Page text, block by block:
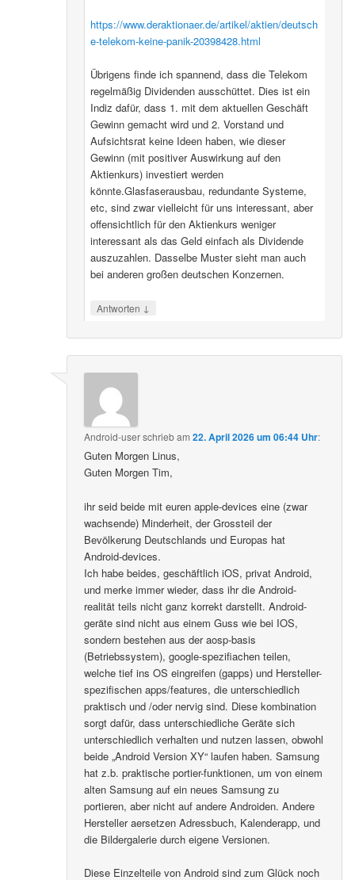
https://www.deraktionaer.de/artikel/aktien/deutsch
e-telekom-keine-panik-20398428.html
Übrigens finde ich spannend, dass die Telekom
regelmäßig Dividenden ausschüttet. Dies ist ein
Indiz dafür, dass 1. mit dem aktuellen Geschäft
Gewinn gemacht wird und 2. Vorstand und
Aufsichtsrat keine Ideen haben, wie dieser
Gewinn (mit positiver Auswirkung auf den
Aktienkurs) investiert werden
könnte.Glasfaserausbau, redundante Systeme,
etc, sind zwar vielleicht für uns interessant, aber
offensichtlich für den Aktienkurs weniger
interessant als das Geld einfach als Dividende
auszuzahlen. Dasselbe Muster sieht man auch
bei anderen großen deutschen Konzernen.
Antworten ↓
Android-userschriebam22. April 2026 um 06:44 Uhr:
Guten Morgen Linus,
Guten Morgen Tim,
ihr seid beide mit euren apple-devices eine (zwar
wachsende) Minderheit, der Grossteil der
Bevölkerung Deutschlands und Europas hat
Android-devices.
Ich habe beides, geschäftlich iOS, privat Android,
und merke immer wieder, dass ihr die Android-
realität teils nicht ganz korrekt darstellt. Android-
geräte sind nicht aus einem Guss wie bei IOS,
sondern bestehen aus der aosp-basis
(Betriebssystem), google-spezifiachen teilen,
welche tief ins OS eingreifen (gapps) und Hersteller-
spezifischen apps/features, die unterschiedlich
praktisch und /oder nervig sind. Diese kombination
sorgt dafür, dass unterschiedliche Geräte sich
unterschiedlich verhalten und nutzen lassen, obwohl
beide „Android Version XY“ laufen haben. Samsung
hat z.b. praktische portier-funktionen, um von einem
alten Samsung auf ein neues Samsung zu
portieren, aber nicht auf andere Androiden. Andere
Hersteller aersetzen Adressbuch, Kalenderapp, und
die Bildergalerie durch eigene Versionen.
Diese Einzelteile von Android sind zum Glück noch